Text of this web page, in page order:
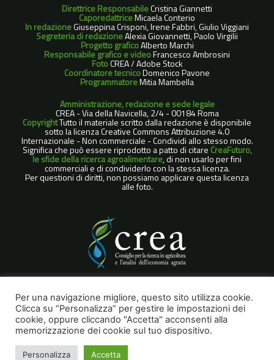
Direttrice ResponsabileCristina Giannetti
CaporedattriceMicaela Conterio
In redazioneGiuseppina Crisponi, Irene Fabbri, Giulio Viggiani
Segreteria di redazioneAlexia Giovannetti, Paolo Virgilii
Progetto graficoAlberto Marchi
Responsabile grafico e videoFrancesco Ambrosini
FotoCREA / Adobe Stock
Coordinatore tecnicoDomenico Pavone
ProgrammatoreMitia Mambella
Amministrazione, redazione e sede legale
CREA - Via della Navicella, 2/4 - 00184 Roma
CopyrightTutto il materiale scritto dalla redazione è disponibile
sotto la licenza Creative Commons Attribuzione 4.0
Internazionale - Non commerciale - Condividi allo stesso modo.
Significa che può essere riprodotto a patto di citare CreaFuturo,
le sfide della ricerca agroalimentare, di non usarlo per fini
commerciali e di condividerlo con la stessa licenza.
Per questioni di diritti, non possiamo applicare questa licenza
alle foto.
COOKIE POLICY
NOTE LEGALI
PRIVACY POLICY
Per una navigazione migliore, questo sito utilizza cookie.
Clicca su “Personalizza” per gestire le impostazioni dei
cookie, oppure cliccando "Accetta" acconsenti alla
memorizzazione dei cookie sul tuo dispositivo.
Personalizza Accetta